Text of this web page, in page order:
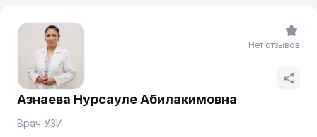
Азнаева Нурсауле Абилакимовна
Врач УЗИ
Нет отзывов